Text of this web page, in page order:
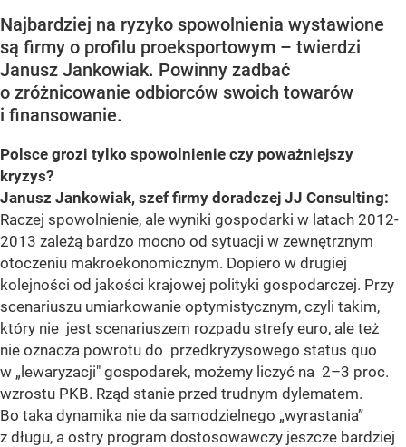
Najbardziej na ryzyko spowolnienia wystawione
są firmy o profilu proeksportowym – twierdzi
Janusz Jankowiak. Powinny zadbać
o zróżnicowanie odbiorców swoich towarów
i finansowanie.
Polsce grozi tylko spowolnienie czy poważniejszy
kryzys?
Janusz Jankowiak, szef firmy doradczej JJ Consulting:
Raczej spowolnienie, ale wyniki gospodarki w latach 2012-
2013 zależą bardzo mocno od sytuacji w zewnętrznym
otoczeniu makroekonomicznym. Dopiero w drugiej
kolejności od jakości krajowej polityki gospodarczej. Przy
scenariuszu umiarkowanie optymistycznym, czyli takim,
który nie jest scenariuszem rozpadu strefy euro, ale też
nie oznacza powrotu do przedkryzysowego status quo
w „lewaryzacji" gospodarek, możemy liczyć na 2–3 proc.
wzrostu PKB. Rząd stanie przed trudnym dylematem.
Bo taka dynamika nie da samodzielnego „wyrastania”
z długu, a ostry program dostosowawczy jeszcze bardziej